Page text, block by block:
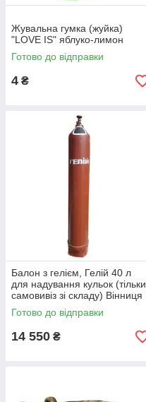
Жувальна гумка (жуйка)
"LOVE IS" яблуко-лимон
Готово до відправки
4 ₴
Балон з гелієм, Гелій 40 л
для надування кульок (тільки
самовивіз зі складу) Вінниця
Готово до відправки
14 550 ₴